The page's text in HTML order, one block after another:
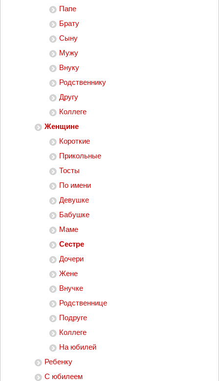
Папе
Брату
Сыну
Мужу
Внуку
Родственнику
Другу
Коллеге
Женщине
Короткие
Прикольные
Тосты
По имени
Девушке
Бабушке
Маме
Сестре
Дочери
Жене
Внучке
Родственнице
Подруге
Коллеге
На юбилей
Ребенку
С юбилеем